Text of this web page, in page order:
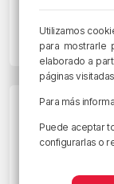
maestros
30/05/2025 • 12:59
Utilizamos
para mostrarle
elaborado a
páginas
Para más
Puede aceptar
configurarlas o